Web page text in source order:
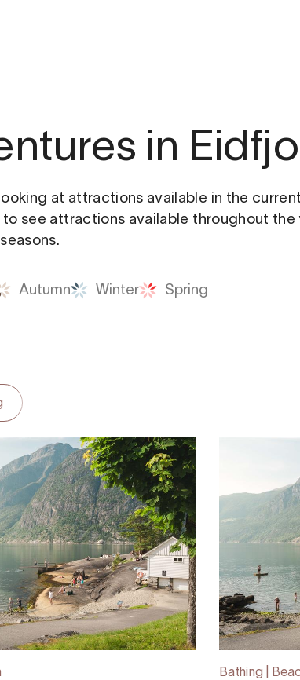
in
at attractions available in the
to see attractions available throughout the
Autumn Winter Spring
Bathing |